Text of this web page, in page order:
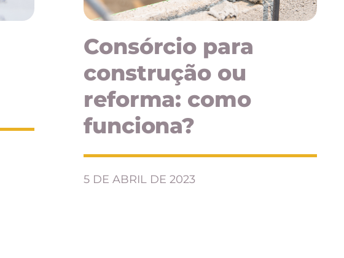
Consórcio para
construção ou
reforma: como
funciona?
5 DE ABRIL DE 2023